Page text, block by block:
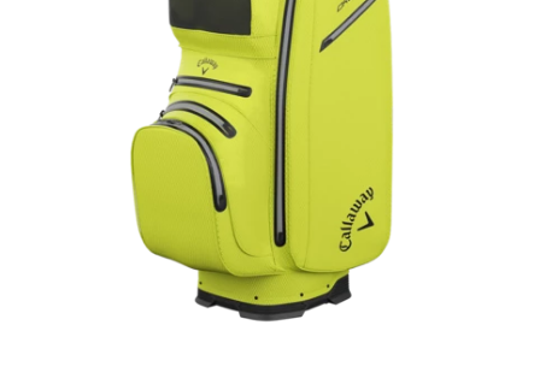
Bekleidung
Handschuhe
Schuhe